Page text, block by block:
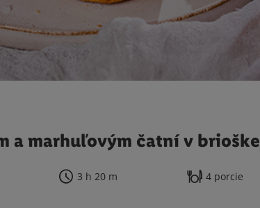
a marhuľovým čatní v brioške
3 h 20 m 4 porcie